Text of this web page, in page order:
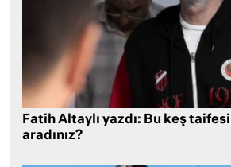
Fatih Altaylı yazdı: Bu keş
aradınız?